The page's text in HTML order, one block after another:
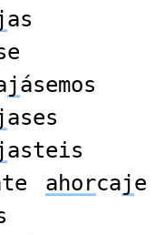
as
jásemos
ases
asteis
ahorcaje